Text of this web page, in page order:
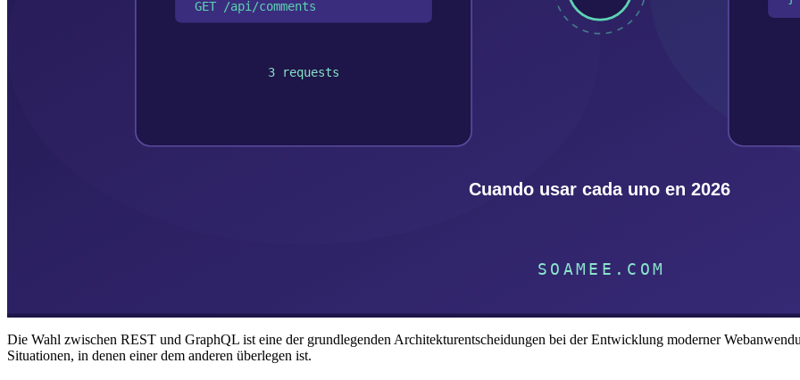
Die Wahl zwischen REST und GraphQL ist eine der grundlegenden Architekturentscheidungen bei der Entwicklung moderner
Situationen, in denen einer dem anderen überlegen ist.